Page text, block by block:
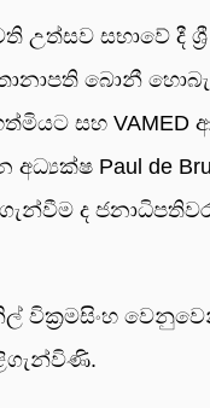
උත්සව සභාවේ දී ශ්‍රී
බොනී
සහ
Paul de
ද
වික්‍රමසිංහ